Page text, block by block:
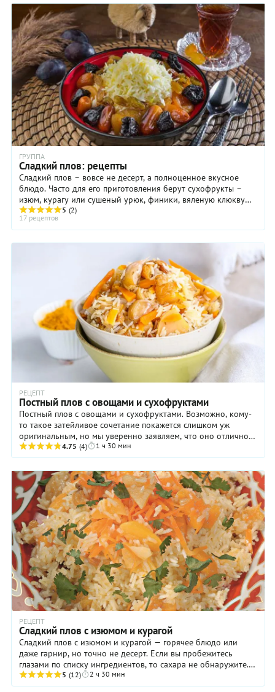
ГРУППА
Сладкий плов: рецепты
Сладкий плов – вовсе не десерт, а полноценное вкусное
блюдо. Часто для его приготовления берут сухофрукты –
изюм, курагу или сушеный урюк, финики, вяленую клюкву
или вишню. В сладком плове они прекрасно сочетаются с
обжаренным луком и рисом. А еще в сладком плове очень
уместны овощи, которые при тепловой обработке
становятся сладкими: морковь, тыкву, репу. Не забудьте
кориандр, а так же любые орехи или тыквенные семечки.
5 (2)
17 рецептов
РЕЦЕПТ
Постный плов с овощами и сухофруктами
Постный плов с овощами и сухофруктами. Возможно, кому-
то такое затейливое сочетание покажется слишком уж
оригинальным, но мы уверенно заявляем, что оно отлично
работает. Поэтому, если вы по каким-то ...
4.75 (4) 1 ч 30 мин
РЕЦЕПТ
Сладкий плов с изюмом и курагой
Сладкий плов с изюмом и курагой — горячее блюдо или
даже гарнир, но точно не десерт. Если вы пробежитесь
глазами по списку ингредиентов, то сахара не обнаружите.
То есть, деликатная сладость ...
5 (12) 2 ч 30 мин